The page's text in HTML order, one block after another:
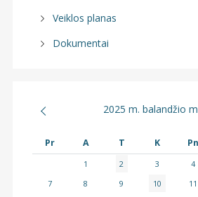
Veiklos planas
Dokumentai
2025 m. balandžio
Pr A T K Pn
1 2 3 4
7
8 9 10 11